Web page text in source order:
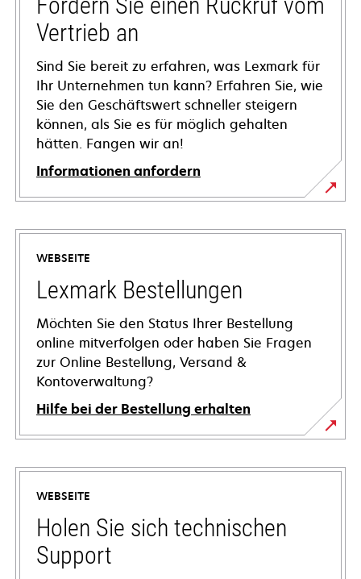
Vertrieb an
Sind Sie bereit zu erfahren, was Lexmark für
Ihr Unternehmen tun kann? Erfahren Sie, wie
Sie den Geschäftswert schneller steigern
können, als Sie es für möglich gehalten
hätten. Fangen wir an!
Informationen anfordern
WEBSEITE
Lexmark Bestellungen
Möchten Sie den Status Ihrer Bestellung
online mitverfolgen oder haben Sie Fragen
zur Online Bestellung, Versand &
Kontoverwaltung?
Hilfe bei der Bestellung erhalten
WEBSEITE
Holen Sie sich technischen
Support